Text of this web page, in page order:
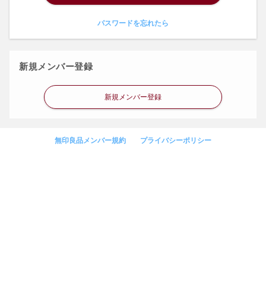
パスワードを忘れたら
新規メンバー登録
新規メンバー登録
無印良品メンバー規約 プライバシーポリシー